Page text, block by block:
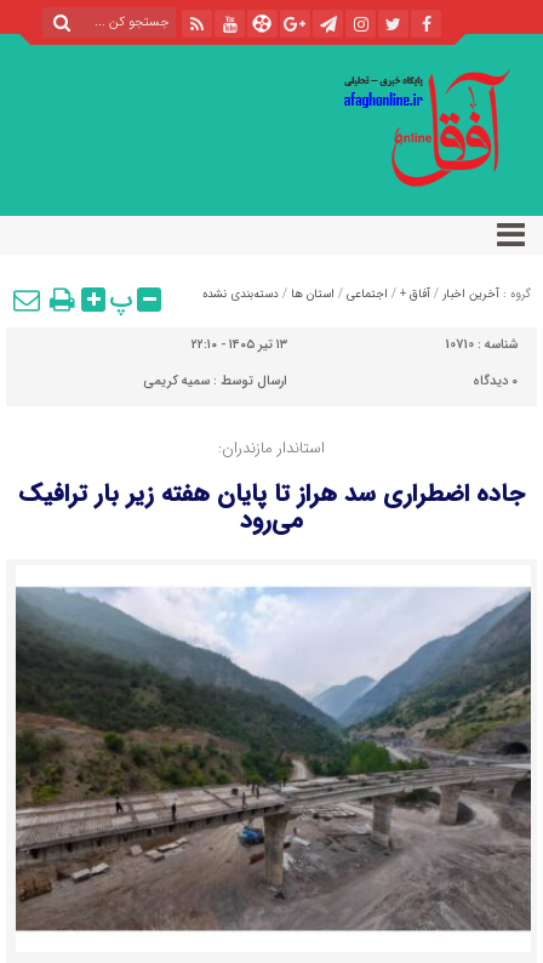
گروه : آخرین اخبار / آفاق + / اجتماعی / استان ها / دسته‌بندی نشده پ
شناسه : 10710
۱۳ تیر ۱۴۰۵ - ۲۲:۱۰
۰ دیدگاه ارسال توسط :سمیه کریمی
استاندار مازندران:
جاده اضطراری سد هراز تا پایان هفته زیر بار ترافیک
می‌رود